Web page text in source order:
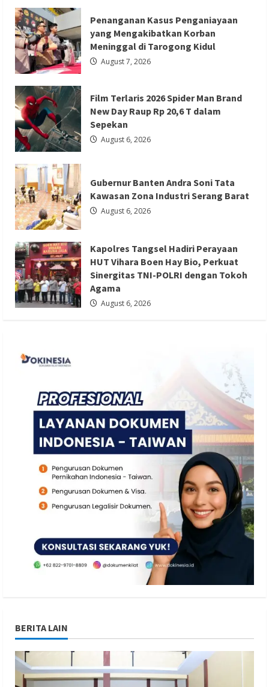
Berita Ekonomi dan Bisnis
Berita Nasional
Berita Terbaru
Gubernur Banten Andra Soni Tata
Kawasan Zona Industri Serang Barat
Redaksi 01
Berita Agama
Berita Trending
Kapolres Tangsel Hadiri Perayaan HUT
Vihara Boen Hay Bio, Perkuat Sinergitas
TNI-POLRI dengan Tokoh Agama
Redaksi 01 August 6, 2026
Kapolres
Kebumen
Bagikan
Perlengkapan
Sekolah
untuk
15
Siswa
di
Sempor
Penanganan Kasus Penganiayaan
yang Mengakibatkan Korban
Meninggal di Tarogong Kidul
August 7, 2026
Film Terlaris 2026 Spider Man Brand
New Day Raup Rp 20,6 T dalam
Sepekan
August 6, 2026
Gubernur Banten Andra Soni Tata
Kawasan Zona Industri Serang Barat
August 6, 2026
Kapolres Tangsel Hadiri Perayaan
HUT Vihara Boen Hay Bio, Perkuat
Sinergitas TNI-POLRI dengan Tokoh
Agama
August 6, 2026
BERITA LAIN